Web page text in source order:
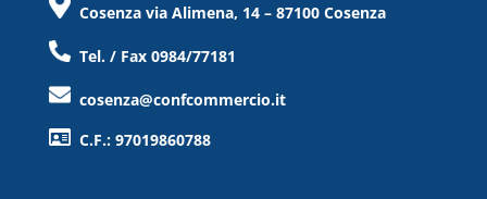
Cosenza via Alimena, 14 – 87100 Cosenza
Tel. / Fax 0984/77181
cosenza@confcommercio.it
C.F.: 97019860788